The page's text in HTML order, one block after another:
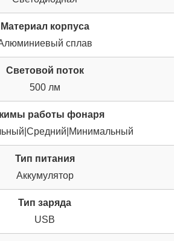
Материал корпуса
сплав
Световой поток
500 лм
работы фонаря
Тип питания
Аккумулятор
Тип заряда
USB